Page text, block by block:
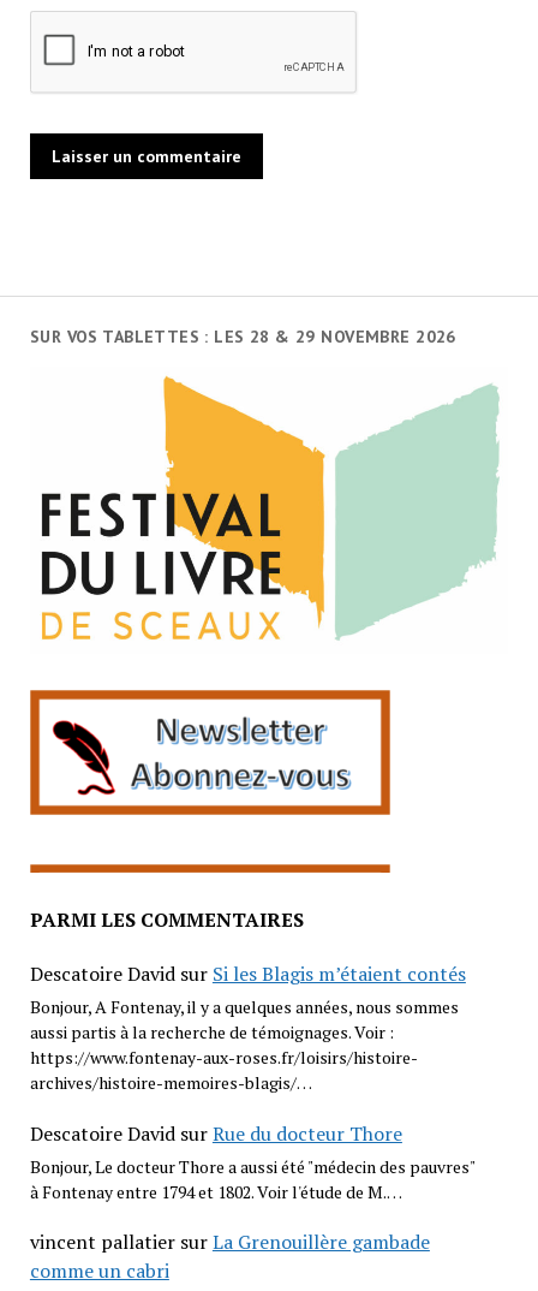
SUR VOS TABLETTES : LES 28 & 29 NOVEMBRE 2026
PARMI LES COMMENTAIRES
Descatoire Davidsur Si les Blagis m’étaient contés
Bonjour, A Fontenay, il y a quelques années, nous sommes
aussi partis à la recherche de témoignages. Voir :
https://www.fontenay-aux-roses.fr/loisirs/histoire-
archives/histoire-memoires-blagis/…
Descatoire DavidsurRue du docteur Thore
Bonjour, Le docteur Thore a aussi été "médecin des pauvres"
à Fontenay entre 1794 et 1802. Voir l'étude de M.…
vincent pallatiersurLa Grenouillère gambade
comme un cabri